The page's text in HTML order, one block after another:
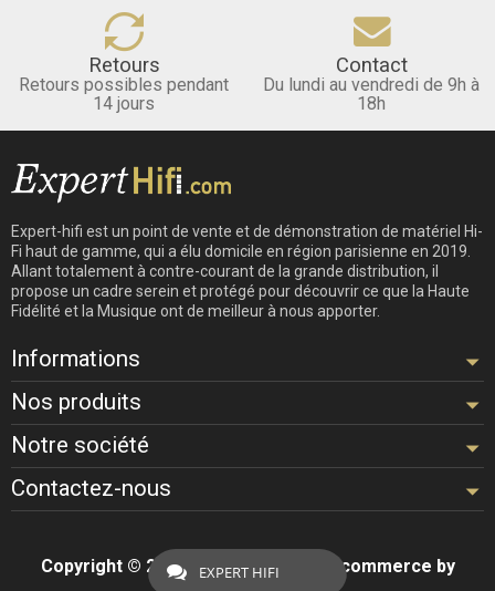
Retours
Retours possibles pendant
14 jours
Contact
Du lundi au vendredi de 9h à
18h
Expert-hifi est un point de vente et de démonstration de matériel Hi-
Fi haut de gamme, qui a élu domicile en région parisienne en 2019.
Allant totalement à contre-courant de la grande distribution, il
propose un cadre serein et protégé pour découvrir ce que la Haute
Fidélité et la Musique ont de meilleur à nous apporter.
Informations
Nos produits
Notre société
Contactez-nous
Copyright © 2026 - Design by
- Ecommerce by
EXPERT HIFI